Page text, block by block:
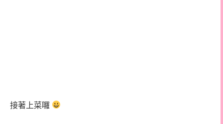
接著上菜囉